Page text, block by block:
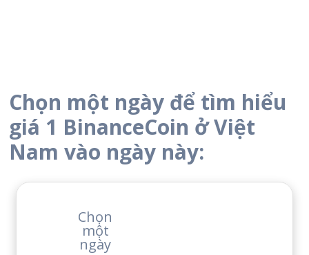
Chọn một ngày để tìm hiểu
giá 1 BinanceCoin ở Việt
Nam vào ngày này:
Chọn
một
ngày